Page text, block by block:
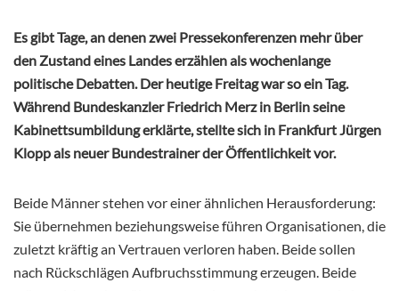
Es gibt Tage, an denen zwei Pressekonferenzen mehr über
den Zustand eines Landes erzählen als wochenlange
politische Debatten. Der heutige Freitag war so ein Tag.
Während Bundeskanzler Friedrich Merz in Berlin seine
Kabinettsumbildung erklärte, stellte sich in Frankfurt Jürgen
Klopp als neuer Bundestrainer der Öffentlichkeit vor.
Beide Männer stehen vor einer ähnlichen Herausforderung:
Sie übernehmen beziehungsweise führen Organisationen, die
zuletzt kräftig an Vertrauen verloren haben. Beide sollen
nach Rückschlägen Aufbruchsstimmung erzeugen. Beide